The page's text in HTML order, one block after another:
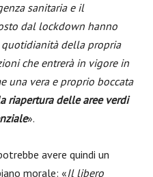
sanitaria e il
dal lockdown hanno
della propria
che entrerà in vigore in
una vera e proprio boccata
riapertura delle aree verdi
».
avere quindi un
morale: «Il libero